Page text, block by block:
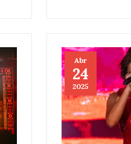
Abr
24
2025